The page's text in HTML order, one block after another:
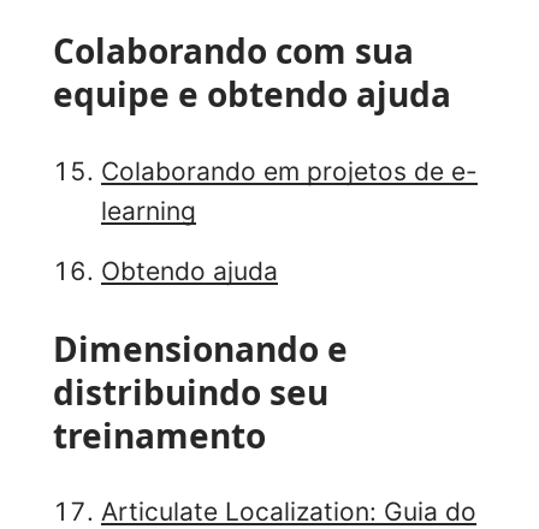
Colaborando com sua
equipe e obtendo ajuda
Colaborando em projetos de e-
learning
Obtendo ajuda
Dimensionando e
distribuindo seu
treinamento
Articulate Localization: Guia do